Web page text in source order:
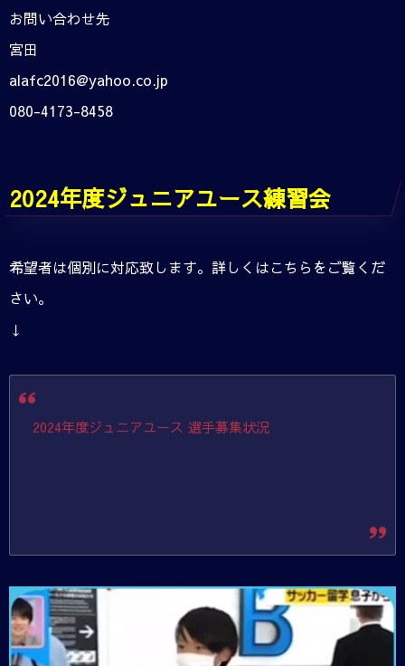
お問い合わせ先
宮田
alafc2016@yahoo.co.jp
080-4173-8458
2024年度ジュニアユース練習会
希望者は個別に対応致します。詳しくはこちらをご覧くだ
さい。
↓
2024年度ジュニアユース 選手募集状況